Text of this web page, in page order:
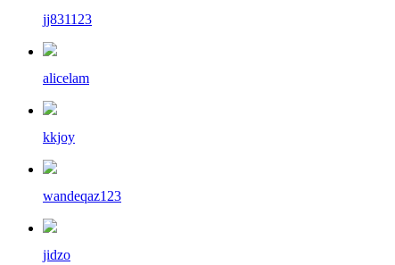
jj831123
alicelam
kkjoy
wandeqaz123
jidzo